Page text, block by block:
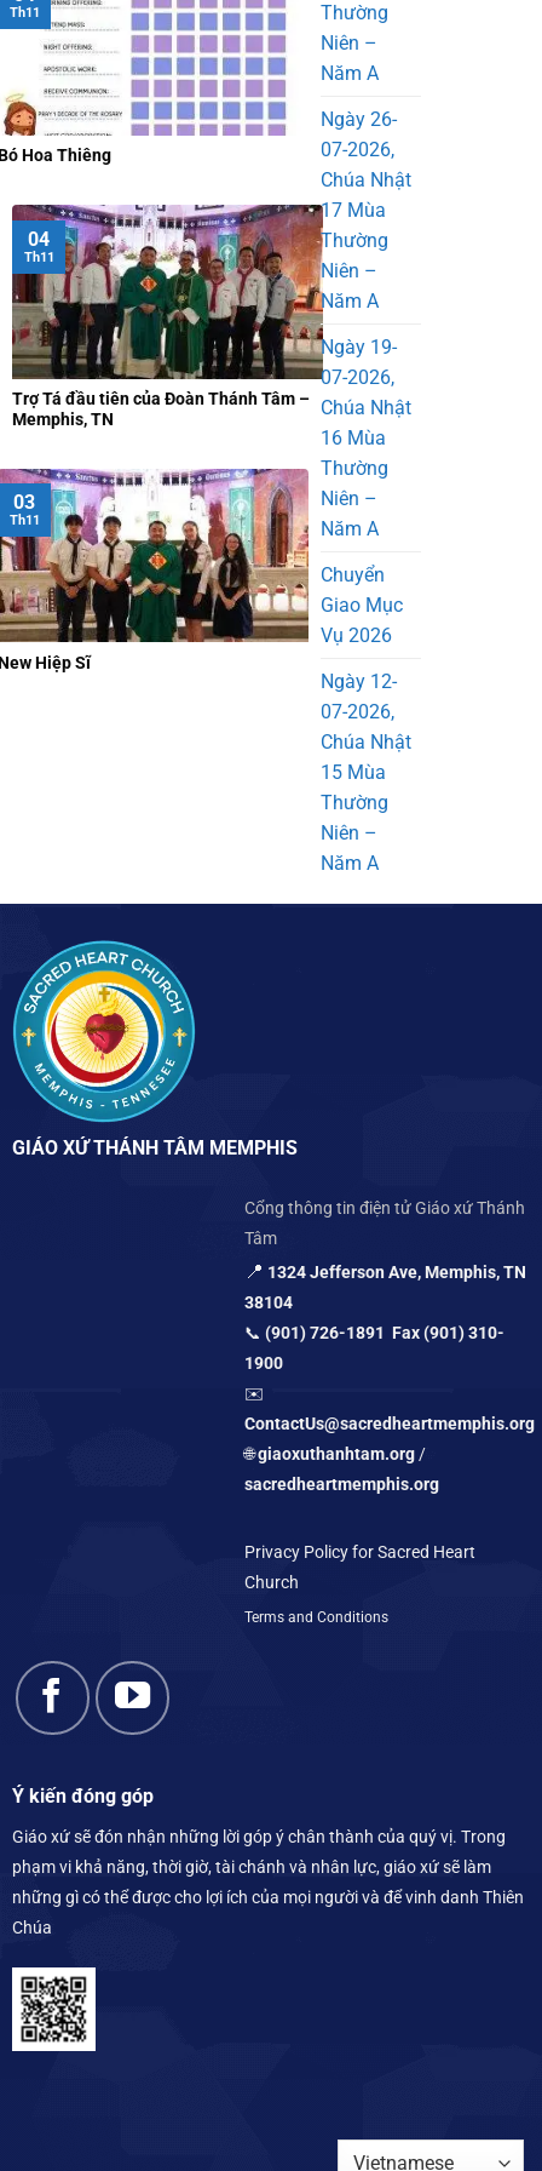
Hoa Thiêng
Th11
Trợ Tá đầu tiên của Đoàn Thánh Tâm –
Memphis, TN
04
Th11
Hiệp Sĩ
03
Th11
Thường
Niên –
Năm A
Ngày 26-
07-2026,
Chúa Nhật
17 Mùa
Thường
Niên –
Năm A
Ngày 19-
07-2026,
Chúa Nhật
16 Mùa
Thường
Niên –
Năm A
Chuyển
Giao Mục
Vụ 2026
Ngày 12-
07-2026,
Chúa Nhật
15 Mùa
Thường
Niên –
Năm A
GIÁO XỨ THÁNH TÂM MEMPHIS
Cổng thông tin điện tử Giáo xứ Thánh
Tâm
📍 1324 Jefferson Ave, Memphis, TN
38104
📞 (901) 726-1891 Fax (901) 310-
1900
✉️
ContactUs@sacredheartmemphis.org
🌐giaoxuthanhtam.org/
sacredheartmemphis.org
Privacy Policy for Sacred Heart
Church
Terms and Conditions
Ý kiến đóng góp
Giáo xứ sẽ đón nhận những lời góp ý chân thành của quý vị. Trong
phạm vi khả năng, thời giờ, tài chánh và nhân lực, giáo xứ sẽ làm
những gì có thể được cho lợi ích của mọi người và để vinh danh Thiên
Chúa